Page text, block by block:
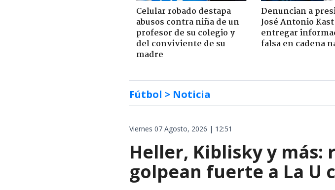
Celular robado destapa
abusos contra niña de un
profesor de su colegio y
del conviviente de su
madre
Denuncian a
José Antonio
entregar
falsa en cadena
Fútbol > Noticia
Viernes 07 Agosto, 2026 | 12:51
Heller, Kiblisky y más:
golpean fuerte a La U